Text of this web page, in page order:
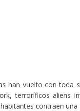
han vuelto con
terroríficos aliens
contraen